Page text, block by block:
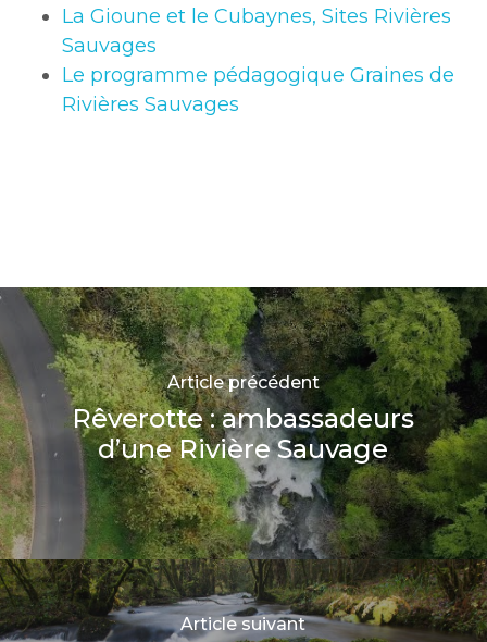
La Gioune et le Cubaynes, Sites Rivières
Sauvages
Le programme pédagogique Graines de
Rivières Sauvages
Article précédent
Rêverotte : ambassadeurs
d’une Rivière Sauvage
Article suivant